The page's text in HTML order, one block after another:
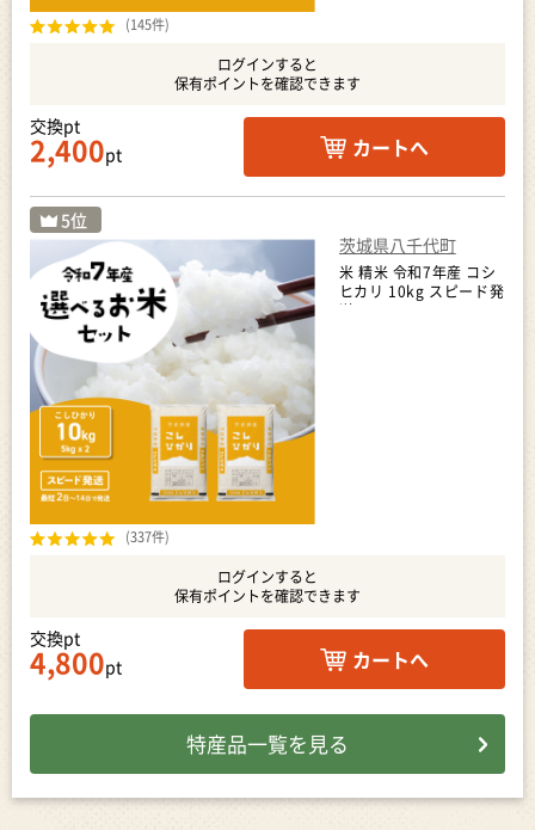
(145件)
ログインすると
保有ポイントを確認できます
交換pt
2,400pt カートへ
(337件)
茨城県八千代町
米 精米 令和7年産 コシ
ヒカリ 10kg スピード発
送
ログインすると
保有ポイントを確認できます
交換pt
4,800pt カートへ
特産品一覧を見る